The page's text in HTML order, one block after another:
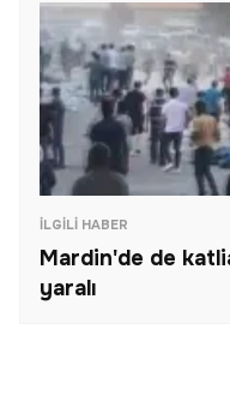
İLGILI HABER
Mardin'de de
yaralı